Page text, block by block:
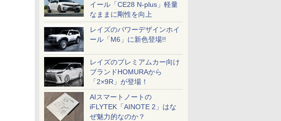
イール「CE28 N-plus」軽量
なままに剛性を向上
レイズのパワーデザインホイ
ール「M6」に新色登場!!
レイズのプレミアムカー向け
ブランドHOMURAから
「2×9R」が登場！
AIスマートノートの
iFLYTEK「AINOTE 2」はな
ぜ魅力的なのか？